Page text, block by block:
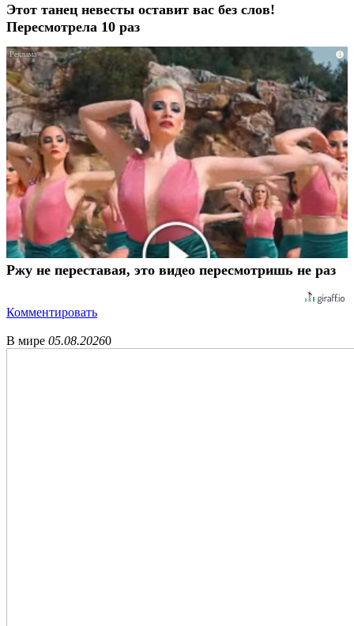
Этот танец невесты оставит вас без слов!
Пересмотрела 10 раз
i
Ржу не переставая, это видео пересмотришь не раз
Комментировать
В мире 05.08.20260